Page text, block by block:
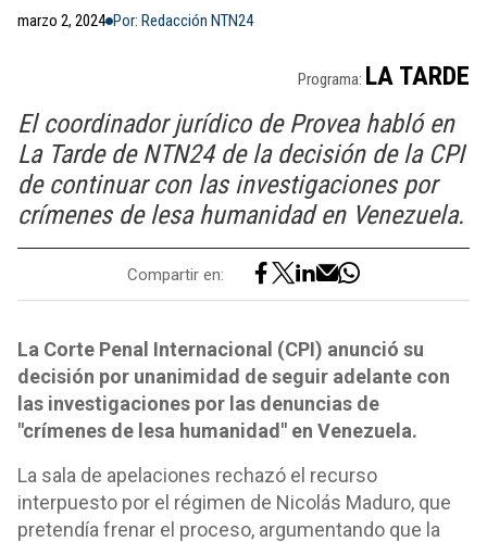
marzo 2, 2024 Por: Redacción NTN24
Programa: LA TARDE
El coordinador jurídico de Provea habló en
La Tarde de NTN24 de la decisión de la CPI
de continuar con las investigaciones por
crímenes de lesa humanidad en Venezuela.
Compartir en:
La Corte Penal Internacional (CPI) anunció su
decisión por unanimidad de seguir adelante con
las investigaciones por las denuncias de
"crímenes de lesa humanidad" en Venezuela.
La sala de apelaciones rechazó el recurso
interpuesto por el régimen de Nicolás Maduro, que
pretendía frenar el proceso, argumentando que la